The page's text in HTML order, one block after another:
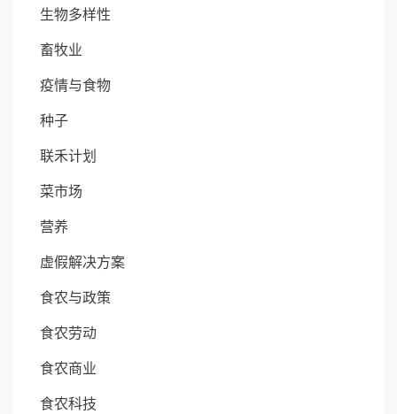
生物多样性
畜牧业
疫情与食物
种子
联禾计划
菜市场
营养
虚假解决方案
食农与政策
食农劳动
食农商业
食农科技